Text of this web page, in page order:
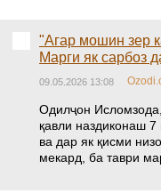
"Агар мошин зер
Марги як сарбоз
09.05.2026 13:08
Одилҷон
қавли наздиконаш
ва дар як қисми
мекард, ба таври